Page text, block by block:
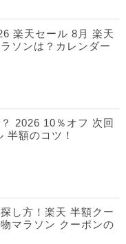
楽天セール 8月 楽天
ソンは？カレンダー
2026 10％オフ 次回
半額のコツ！
し方！楽天 半額クー
マラソン クーポンの